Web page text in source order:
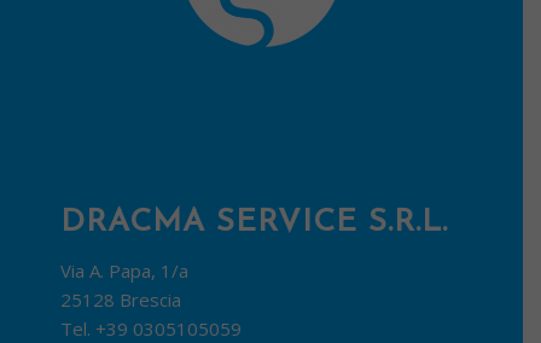
DRACMA SERVICE S.R.L.
Via A. Papa, 1/a
25128 Brescia
Tel. +39 0305105059